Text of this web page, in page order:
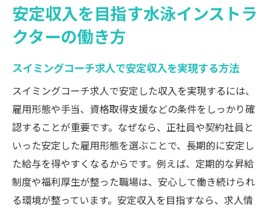
安定収入を目指す水泳インストラ
クターの働き方
スイミングコーチ求人で安定収入を実現する方法
スイミングコーチ求人で安定した収入を実現するには、
雇用形態や手当、資格取得支援などの条件をしっかり確
認することが重要です。なぜなら、正社員や契約社員と
いった安定した雇用形態を選ぶことで、長期的に安定し
た給与を得やすくなるからです。例えば、定期的な昇給
制度や福利厚生が整った職場は、安心して働き続けられ
る環境が整っています。安定収入を目指すなら、求人情